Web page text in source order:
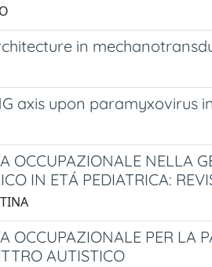
in
axis upon paramyxovirus
OCCUPAZIONALE NELLA
IN ETÁ PEDIATRICA:
OCCUPAZIONALE PER LA
AUTISTICO